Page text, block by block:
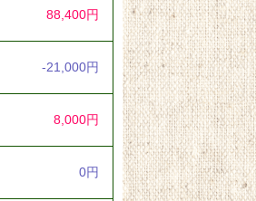
88,400円
-21,000円
8,000円
0円